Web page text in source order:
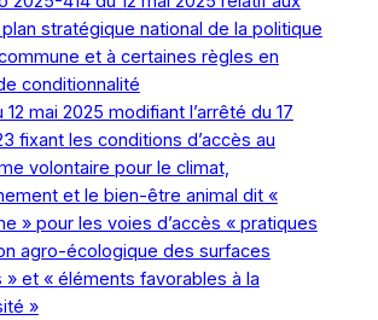
stratégique national de la politique
et à certaines règles en
conditionnalité
mai 2025 modifiant l’arrêté du 17
fixant les conditions d’accès au
volontaire pour le climat,
et le bien-être animal dit «
» pour les voies d’accès « pratiques
agro-écologique des surfaces
» et « éléments favorables à la
»